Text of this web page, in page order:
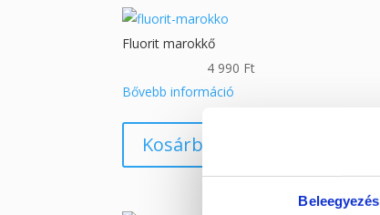
Beleegyezés
Fluorit marokkő
4 990 Ft
Bővebb információ
Kosárba teszem